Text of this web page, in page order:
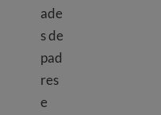
ade
s de
pad
res
e